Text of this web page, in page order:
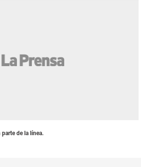
de la línea.